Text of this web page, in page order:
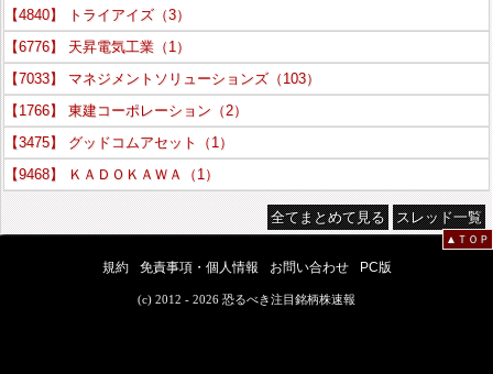
【4840】 トライアイズ（3）
【6776】 天昇電気工業（1）
【7033】 マネジメントソリューションズ（103）
【1766】 東建コーポレーション（2）
【3475】 グッドコムアセット（1）
【9468】 ＫＡＤＯＫＡＷＡ（1）
スレッド一覧
全てまとめて見る
▲ＴＯＰ
規約 免責事項・個人情報 お問い合わせ PC版
(c) 2012 - 2026 恐るべき注目銘柄株速報